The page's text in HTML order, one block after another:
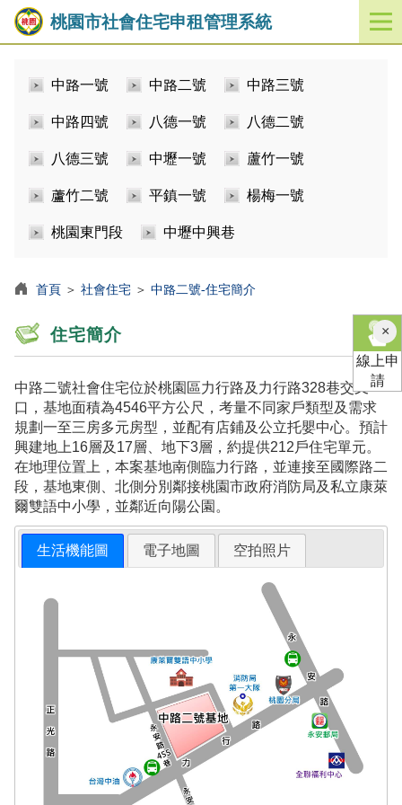
桃園市社會住宅申租管理系統
開
啟
中路一號 中路二號 中路三號
中路四號 八德一號 八德二號
八德三號 中壢一號 蘆竹一號
蘆竹二號 平鎮一號 楊梅一號
桃園東門段 中壢中興巷
首頁 ＞ 社會住宅 ＞ 中路二號-住宅簡介
住宅簡介
中路二號社會住宅位於桃園區力行路及力行路328巷交叉
口，基地面積為4546平方公尺，考量不同家戶類型及需求
規劃一至三房多元房型，並配有店鋪及公立托嬰中心。預計
興建地上16層及17層、地下3層，約提供212戶住宅單元。
在地理位置上，本案基地南側臨力行路，並連接至國際路二
段，基地東側、北側分別鄰接桃園市政府消防局及私立康萊
爾雙語中小學，並鄰近向陽公園。
生活機能圖 電子地圖 空拍照片
×關
閉
線上申
請